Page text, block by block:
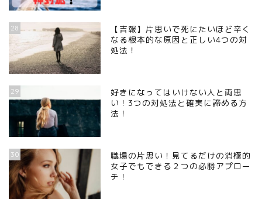
28
【吉報】片思いで死にたいほど辛く
なる根本的な原因と正しい4つの対
処法！
29
好きになってはいけない人と両思
い！3つの対処法と確実に諦める方
法！
30
職場の片思い！見てるだけの消極的
女子でもできる２つの必勝アプロー
チ！